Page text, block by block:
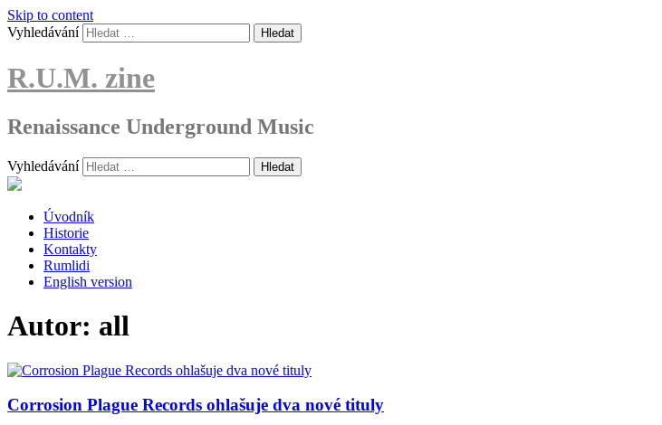
Skip to content
Vyhledávání
R.U.M. zine
Renaissance Underground Music
Vyhledávání
Úvodník
Historie
Kontakty
Rumlidi
English version
Autor: all
Corrosion Plague Records ohlašuje dva nové tituly